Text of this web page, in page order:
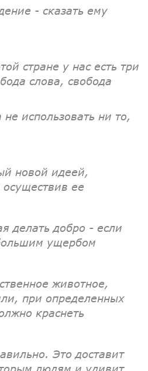
- сказать ему
стране у нас есть три
слова, свобода
использовать ни то,
новой идеей,
осуществив ее
делать добро - если
ущербом
животное,
при определенных
краснеть
Это доставит